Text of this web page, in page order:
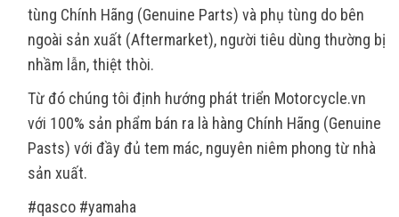
tùng Chính Hãng (Genuine Parts) và phụ tùng do bên
ngoài sản xuất (Aftermarket), người tiêu dùng thường bị
nhầm lẫn, thiệt thòi.
Từ đó chúng tôi định hướng phát triển Motorcycle.vn
với 100% sản phẩm bán ra là hàng Chính Hãng (Genuine
Pasts) với đầy đủ tem mác, nguyên niêm phong từ nhà
sản xuất.
#qasco #yamaha